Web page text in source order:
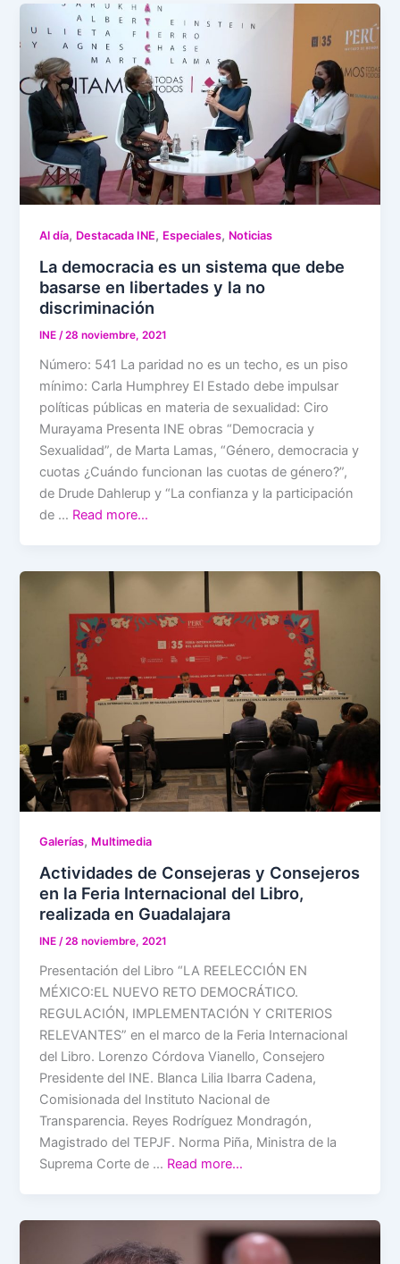
Al día, Destacada INE, Especiales, Noticias
La democracia es un sistema que debe
basarse en libertades y la no
discriminación
INE/28 noviembre, 2021
Número: 541 La paridad no es un techo, es un piso
mínimo: Carla Humphrey El Estado debe impulsar
políticas públicas en materia de sexualidad: Ciro
Murayama Presenta INE obras “Democracia y
Sexualidad”, de Marta Lamas, “Género, democracia y
cuotas ¿Cuándo funcionan las cuotas de género?”,
de Drude Dahlerup y “La confianza y la participación
de … Read more…
Galerías, Multimedia
Actividades de Consejeras y Consejeros
en la Feria Internacional del Libro,
realizada en Guadalajara
INE/28 noviembre, 2021
Presentación del Libro “LA REELECCIÓN EN
MÉXICO:EL NUEVO RETO DEMOCRÁTICO.
REGULACIÓN, IMPLEMENTACIÓN Y CRITERIOS
RELEVANTES” en el marco de la Feria Internacional
del Libro. Lorenzo Córdova Vianello, Consejero
Presidente del INE. Blanca Lilia Ibarra Cadena,
Comisionada del Instituto Nacional de
Transparencia. Reyes Rodríguez Mondragón,
Magistrado del TEPJF. Norma Piña, Ministra de la
Suprema Corte de … Read more…